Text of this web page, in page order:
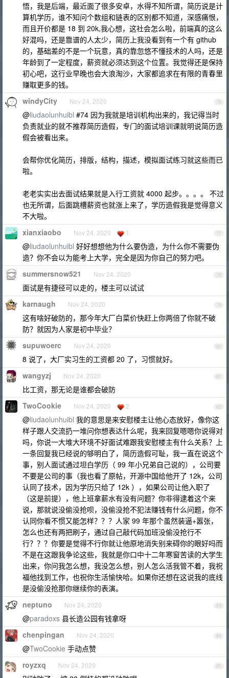
悟，我是后端，最近面了很多安卓，水得不知所谓，简历说是计
算机学历，谁不知问个数组和链表的区别都不知道，深感痛恨，
而且开价都是 18 到 20k,我心想，这社会怎么啦，前端真的这么
好混吗，还是靠谱的人太少，简历上我没看到有一个有 github
的，基础差的不是一个玩意，真的靠忽悠不懂技术的人吗，还是
年龄到了一定程度，薪资就必须达到这个位置。我觉得还是保持
初心吧，这行业早晚也会大浪淘沙，大家都追求在有限的青春里
赚取更多的钱。
76
windyCity Nov 24, 2020
@liudaolunhuibl #74 因为我就是培训机构出来的，我记得当时
负责就业的就不推荐简历造假，专门的面试培训课就明说简历造
假会被看出来。
会帮你优化简历，排版，结构，描述，模拟面试练习就这些而已
啦。
老老实实出去面试结果就是入行工资就 4000 起步。。。。 不过
也无所谓，后面跳槽薪资也就涨上来了，学历造假我是觉得意义
不大啦。
77
xianxiaobo Nov 24, 2020 1
@liudaolunhuibl 好好想想他为什么要伪造，为什么你不需要伪
造？你不会以为能考上大学，完全是因为你自己的努力吧。
78
summersnow521 Nov 24, 2020
面试是有捷径可以走的，楼主可以试试
79
karnaugh Nov 24, 2020
这有啥好破防的，那今年大厂白菜价快赶上你两倍了你就不破
防？就因为人家是初中毕业？
80
supuwoerc Nov 24, 2020
8 说了，大厂实习生的工资都 20 了，习惯就好。
81
wangyzj Nov 24, 2020
比工资，那无论是谁都会破防
82
TwoCookie Nov 24, 2020 2
@liudaolunhuibl 我的意思是来安慰楼主让他心态放好，像你这
样子跟人交流扔一堆问你想表达什么呢，我来回复嗯嗯你说得对
吗，你说一大堆大环境不好面试难跟我安慰楼主有什么关系？上
一条回复我已经说的够明白了，简历造假可耻，我一直在说这个
事，别人面试通过坦白学历（ 99 年小兄弟自己说的），公司要
不要是公司的事（我也看了原帖，开源中国给他开了 12k，公司
认同了技术，因为学历只给了 12k ），如果公司让他入职了
（这是前提），他上班拿薪水有没有问题？你非得逮着这个来
说，那就说没偷没抢呗，没偷没抢不犯法赚钱有什么问题，你不
认同你看不惯又能怎样？？？人家 99 年那个虽然装逼+嚣张，
怎么也还有两把刷子，通过自己敲代码加班没偷没抢行不
行？？？你要是觉得不行你就让他原地消失别来碍你的眼好吗而
不是在这跟我争论这些，我就是你口中十二年寒窗苦读的大学生
出来，你问我怎么想，我没怎么想，别人怎么活我管不着，我祝
福他找到工作，也祝你生活愉快哈。如果你还想在这说我的底线
是没偷没抢那你继续你的表演。
83
neptuno Nov 24, 2020
@paradoxs 县长造公园有钱拿呀
84
chenpingan Nov 24, 2020
@TwoCookie 手动点赞
85
royzxq Nov 24, 2020